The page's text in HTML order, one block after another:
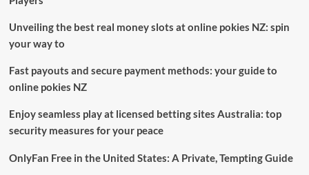
Unveiling the best real money slots at online pokies NZ: spin
your way to
Fast payouts and secure payment methods: your guide to
online pokies NZ
Enjoy seamless play at licensed betting sites Australia: top
security measures for your peace
OnlyFan Free in the United States: A Private, Tempting Guide